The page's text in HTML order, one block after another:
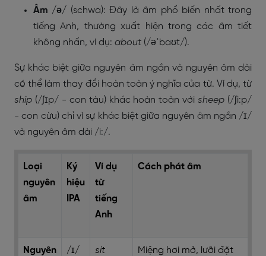
Âm /ə/ (schwa): Đây là âm phổ biến nhất trong
tiếng Anh, thường xuất hiện trong các âm tiết
không nhấn, ví dụ: about (/əˈbaʊt/).
Sự khác biệt giữa nguyên âm ngắn và nguyên âm dài
có thể làm thay đổi hoàn toàn ý nghĩa của từ. Ví dụ, từ
ship (/ʃɪp/ - con tàu) khác hoàn toàn vớisheep (/ʃi:p/
- con cừu) chỉ vì sự khác biệt giữa nguyên âm ngắn /ɪ/
và nguyên âm dài /i:/.
Loại
nguyên
âm
Ký
hiệu
IPA
Ví dụ
từ
tiếng
Anh
Cách phát âm
Nguyên
/ɪ/
sit
Miệng hơi mở, lưỡi đặt